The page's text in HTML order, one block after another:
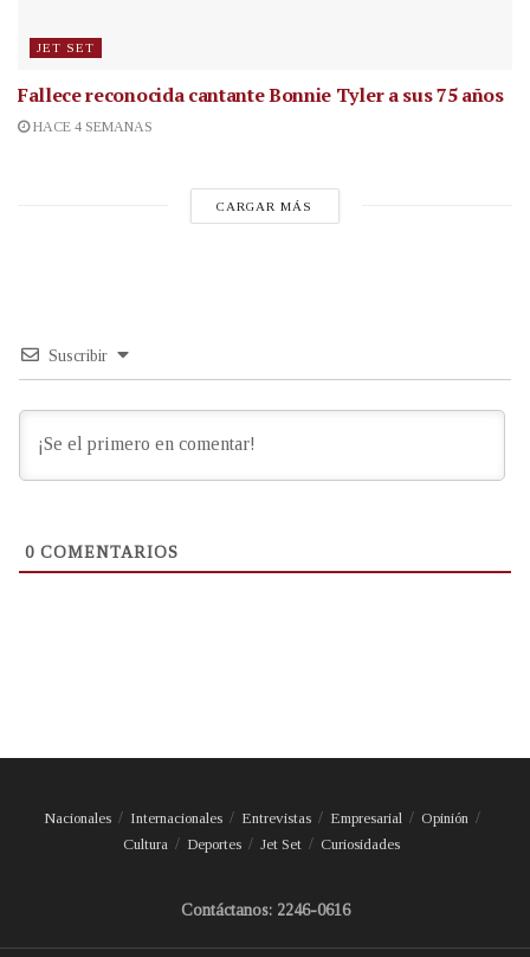
JET SET
Fallece reconocida cantanteBonnie Tyler a sus 75 años
HACE 4 SEMANAS
CARGAR MÁS
Suscribir
0 COMENTARIOS
Nacionales Internacionales Entrevistas Empresarial
Opinión
Cultura
Deportes Jet Set Curiosidades
Contáctanos: 2246-0616